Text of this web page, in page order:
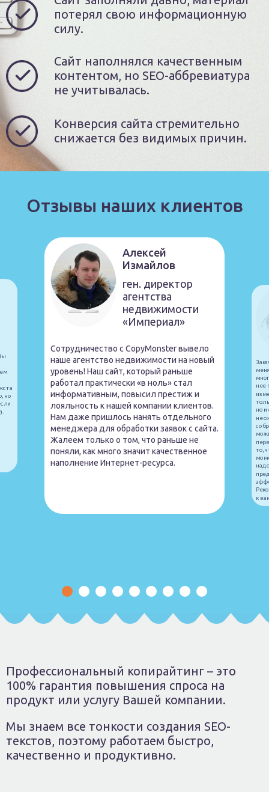
потерял свою информационную
силу.
Сайт наполнялся качественным
контентом, но SEO-аббревиатура
не учитывалась.
Конверсия сайта стремительно
снижается без видимых причин.
Отзывы наших клиентов
но
Алексей
Измайлов
ген. директор
агентства
недвижимости
«Империал»
Сотрудничество с CopyMonster вывело
наше агентство недвижимости на новый
уровень! Наш сайт, который раньше
работал практически «в ноль» стал
информативным, повысил престиж и
лояльность к нашей компании клиентов.
Нам даже пришлось нанять отдельного
менеджера для обработки заявок с сайта.
Жалеем только о том, что раньше не
поняли, как много значит качественное
наполнение Интернет-ресурса.
нее
но и
не
то,
к
Профессиональный копирайтинг – это
100% гарантия повышения спроса на
продукт или услугу Вашей компании.
Мы знаем все тонкости создания SEO-
текстов, поэтому работаем быстро,
качественно и продуктивно.